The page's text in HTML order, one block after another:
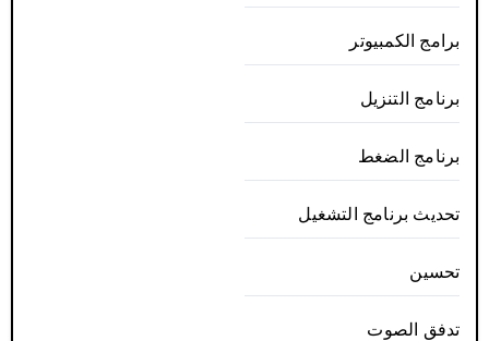
برامج الكمبيوتر
برنامج التنزيل
برنامج الضغط
تحديث برنامج التشغيل
تحسين
تدفق الصوت